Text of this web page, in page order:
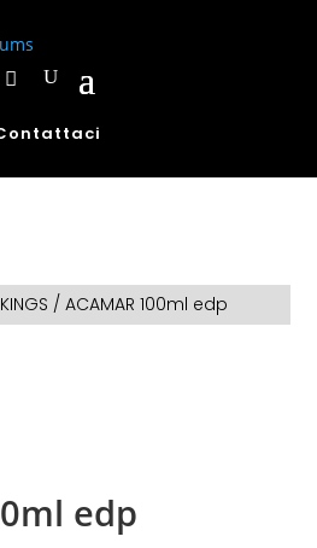
/ ACAMAR 100ml edp
edp